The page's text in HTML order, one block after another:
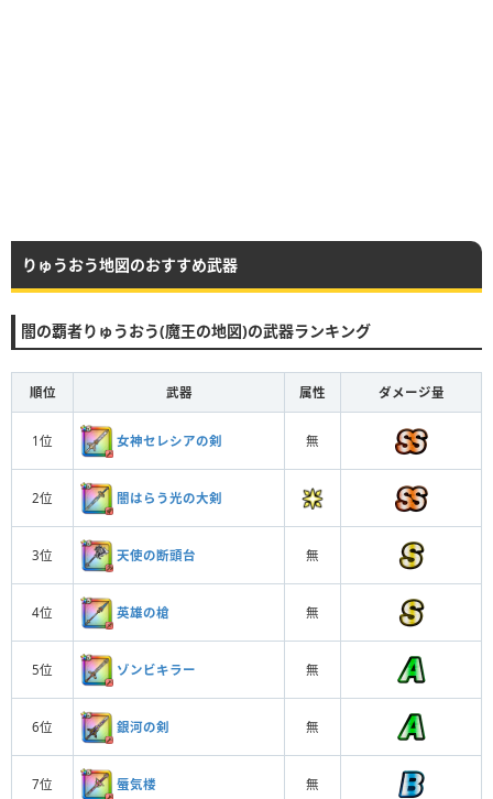
りゅうおう地図のおすすめ武器
闇の覇者りゅうおう(魔王の地図)の武器ランキング
順位 武器 属性 ダメージ量
1位 女神セレシアの剣 無
2位 闇はらう光の大剣
3位 天使の断頭台 無
4位 英雄の槍 無
5位 ゾンビキラー 無
6位 銀河の剣 無
7位 蜃気楼 無